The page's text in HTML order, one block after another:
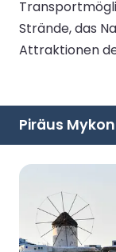
Strände, das
Attraktionen
Piräus